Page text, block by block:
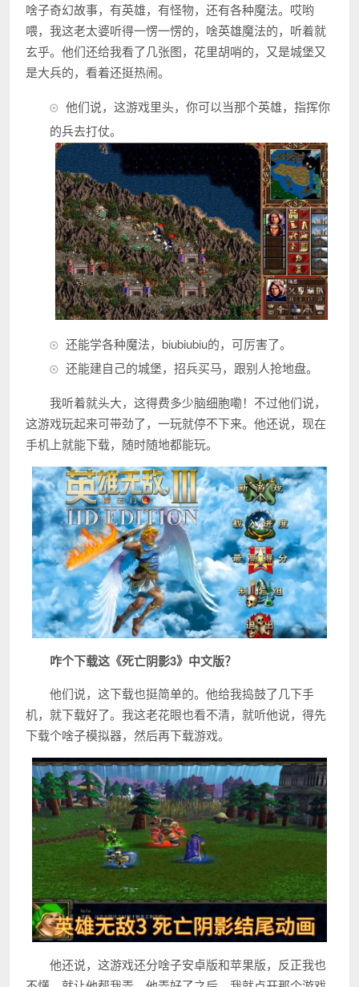
啥子奇幻故事，有英雄，有怪物，还有各种魔法。哎哟
喂，我这老太婆听得一愣一愣的，啥英雄魔法的，听着就
玄乎。他们还给我看了几张图，花里胡哨的，又是城堡又
是大兵的，看着还挺热闹。
他们说，这游戏里头，你可以当那个英雄，指挥你
的兵去打仗。
还能学各种魔法，biubiubiu的，可厉害了。
还能建自己的城堡，招兵买马，跟别人抢地盘。
我听着就头大，这得费多少脑细胞嘞！不过他们说，
这游戏玩起来可带劲了，一玩就停不下来。他还说，现在
手机上就能下载，随时随地都能玩。
咋个下载这《死亡阴影3》中文版？
他们说，这下载也挺简单的。他给我捣鼓了几下手
机，就下载好了。我这老花眼也看不清，就听他说，得先
下载个啥子模拟器，然后再下载游戏。
他还说，这游戏还分啥子安卓版和苹果版，反正我也